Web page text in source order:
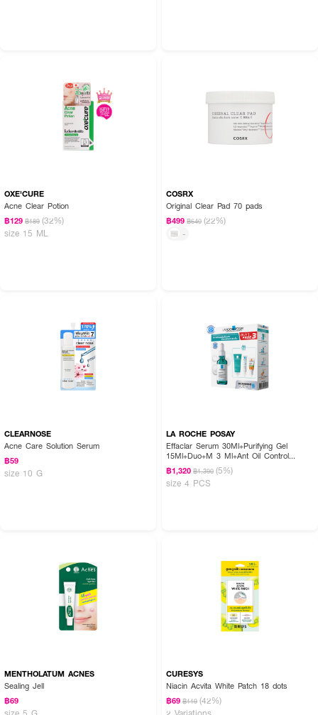
OXE'CURE
Acne Clear Potion
฿129 ฿189 (32%)
size 15 ML
COSRX
Original Clear Pad 70 pads
฿499 ฿640 (22%)
-
CLEARNOSE
Acne Care Solution Serum
฿59
size 10 G
LA ROCHE POSAY
Effaclar Serum 30Ml+Purifying Gel
15Ml+Duo+M 3 Ml+Ant Oil Control
Cream 3 Ml
฿1,320 ฿1,390 (5%)
size 4 PCS
MENTHOLATUM ACNES
Sealing Jell
฿69
size 5 G
CURESYS
Niacin Acvita White Patch 18 dots
฿69 ฿119 (42%)
2 Variations